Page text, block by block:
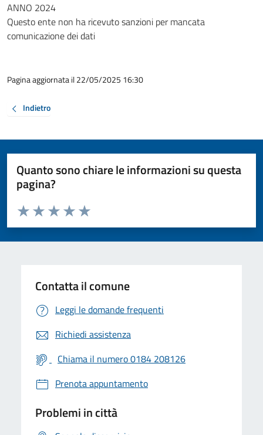
ANNO 2024
Questo ente non ha ricevuto sanzioni per mancata
comunicazione dei dati
Pagina aggiornata il 22/05/2025 16:30
Indietro
Quanto sono chiare le informazioni su questa
pagina?
Valuta da 1 a 5 stelle la pagina
Valuta 5 stelle su 5
Valuta 4 stelle su 5
Valuta 3 stelle su 5
Valuta 2 stelle su 5
Valuta 1 stelle su 5
Contatta il comune
Leggi le domande frequenti
Richiedi assistenza
Chiama il numero 0184 208126
Prenota appuntamento
Problemi in città